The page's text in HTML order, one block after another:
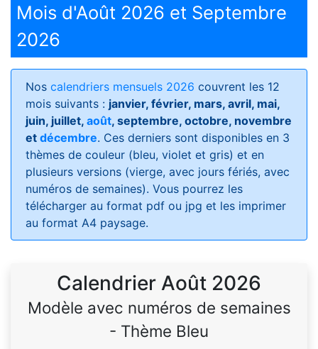
Mois d'Août 2026 et Septembre
2026
Nos calendriers mensuels 2026 couvrent les 12
mois suivants : janvier, février, mars, avril, mai,
juin, juillet, août, septembre, octobre, novembre
et décembre. Ces derniers sont disponibles en 3
thèmes de couleur (bleu, violet et gris) et en
plusieurs versions (vierge, avec jours fériés, avec
numéros de semaines). Vous pourrez les
télécharger au format pdf ou jpg et les imprimer
au format A4 paysage.
Calendrier Août 2026
Modèle avec numéros de semaines
- Thème Bleu